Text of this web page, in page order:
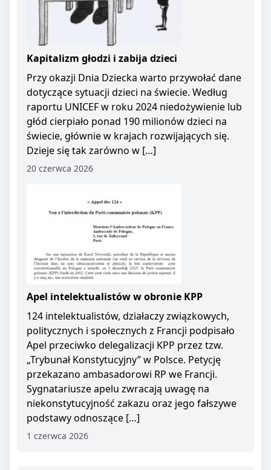
Kapitalizm głodzi i zabija dzieci
Przy okazji Dnia Dziecka warto przywołać dane
dotyczące sytuacji dzieci na świecie. Według
raportu UNICEF w roku 2024 niedożywienie lub
głód cierpiało ponad 190 milionów dzieci na
świecie, głównie w krajach rozwijających się.
Dzieje się tak zarówno w […]
20 czerwca 2026
Apel intelektualistów w obronie KPP
124 intelektualistów, działaczy związkowych,
politycznych i społecznych z Francji podpisało
Apel przeciwko delegalizacji KPP przez tzw.
„Trybunał Konstytucyjny” w Polsce. Petycję
przekazano ambasadorowi RP we Francji.
Sygnatariusze apelu zwracają uwagę na
niekonstytucyjność zakazu oraz jego fałszywe
podstawy odnoszące […]
1 czerwca 2026